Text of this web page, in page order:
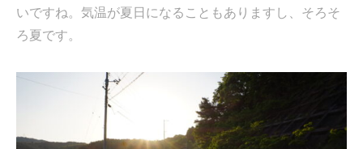
いですね。気温が夏日になることもありますし、そろそ
ろ夏です。